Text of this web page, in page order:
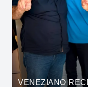
VENEZIANO